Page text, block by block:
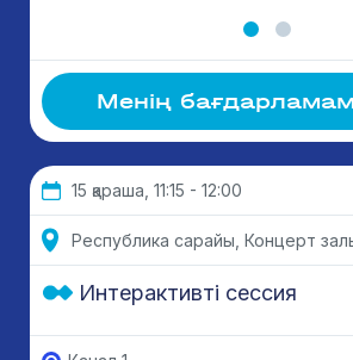
Менің
15 қараша, 11:15 - 12:00
Республика сарайы, Концерт
Интерактивті сессия